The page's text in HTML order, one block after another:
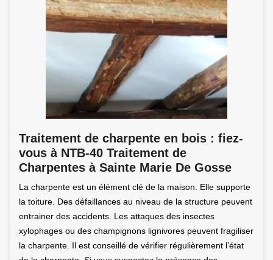
Traitement de charpente en bois : fiez-
vous à NTB-40 Traitement de
Charpentes à Sainte Marie De Gosse
La charpente est un élément clé de la maison. Elle supporte
la toiture. Des défaillances au niveau de la structure peuvent
entrainer des accidents. Les attaques des insectes
xylophages ou des champignons lignivores peuvent fragiliser
la charpente. Il est conseillé de vérifier régulièrement l’état